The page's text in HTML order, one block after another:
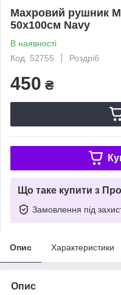
Махровий рушник
50х100см Navy
В наявності
Код: 52755
Роздріб
450 ₴
Що таке купити з
Замовлення під
Опис Характеристики
Опис